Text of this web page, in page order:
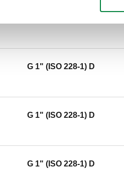
G 1" (ISO 228-1) D
G 1" (ISO 228-1) D
G 1" (ISO 228-1) D